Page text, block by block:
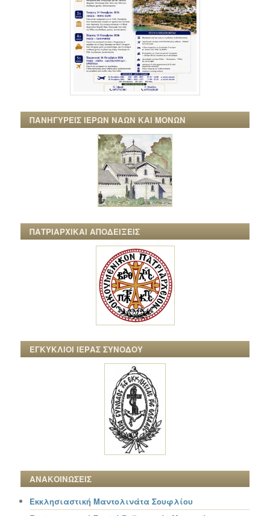
ΠΑΝΗΓΥΡΕΙΣ ΙΕΡΩΝ ΝΑΩΝ ΚΑΙ ΜΟΝΩΝ
ΠΑΤΡΙΑΡΧΙΚΑΙ ΑΠΟΔΕΙΞΕΙΣ
ΕΓΚΥΚΛΙΟΙ ΙΕΡΑΣ ΣΥΝΟΔΟΥ
ΑΝΑΚΟΙΝΩΣΕΙΣ
Εκκλησιαστική Μαντολινάτα Σουφλίου